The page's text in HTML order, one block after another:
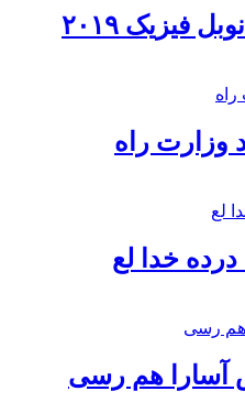
فیزیک ۲۰۱۹
وزارت راه
خدا لع
آسارا هم رسی